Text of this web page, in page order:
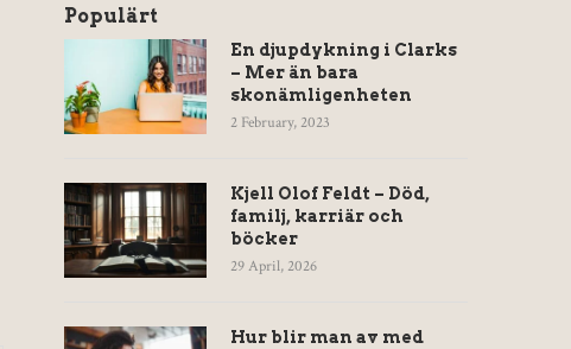
Populärt
En djupdykning i Clarks
– Mer än bara
skonämligenheten
2 February, 2023
Kjell Olof Feldt – Död,
familj, karriär och
böcker
29 April, 2026
Hur blir man av med